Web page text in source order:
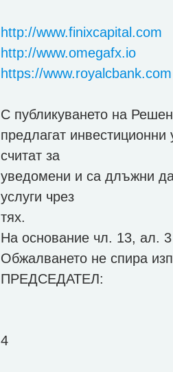
http://www.finixcapital.com
http://www.omegafx.io
https://www.royalcbank.com
С публикуването на
предлагат инвестиционни
считат за
уведомени и са длъжни
услуги чрез
тях.
На основание чл. 13, ал.
Обжалването не спира
ПРЕДСЕДАТЕЛ:
4